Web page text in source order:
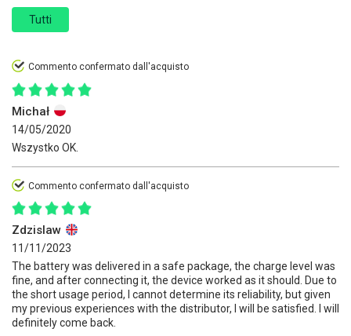
Tutti
Commento confermato dall'acquisto
Michał
14/05/2020
Wszystko OK.
Commento confermato dall'acquisto
Zdzislaw
11/11/2023
The battery was delivered in a safe package, the charge level was
fine, and after connecting it, the device worked as it should. Due to
the short usage period, I cannot determine its reliability, but given
my previous experiences with the distributor, I will be satisfied. I will
definitely come back.